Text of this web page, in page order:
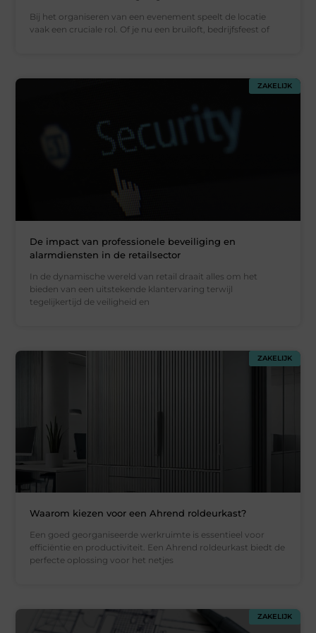
Bij het organiseren van een evenement speelt de locatie
vaak een cruciale rol. Of je nu een bruiloft, bedrijfsfeest of
ZAKELIJK
De impact van professionele beveiliging en
alarmdiensten in de retailsector
In de dynamische wereld van retail draait alles om het
bieden van een uitstekende klantervaring terwijl
tegelijkertijd de veiligheid en
ZAKELIJK
Waarom kiezen voor een Ahrend roldeurkast?
Een goed georganiseerde werkruimte is essentieel voor
efficiëntie en productiviteit. Een Ahrend roldeurkast biedt de
perfecte oplossing voor het netjes
ZAKELIJK